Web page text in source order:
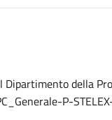
Dipartimento della
P-